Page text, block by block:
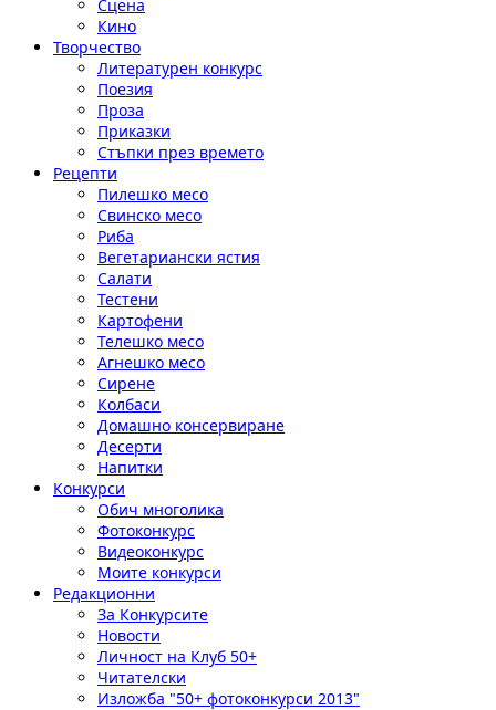
Сцена
Кино
Творчество
Литературен конкурс
Поезия
Проза
Приказки
Стъпки през времето
Рецепти
Пилешко месо
Свинско месо
Риба
Вегетариански ястия
Салати
Тестени
Картофени
Телешко месо
Агнешко месо
Сирене
Колбаси
Домашно консервиране
Десерти
Напитки
Конкурси
Обич многолика
Фотоконкурс
Видеоконкурс
Моите конкурси
Редакционни
За Конкурсите
Новости
Личност на Клуб 50+
Читателски
Изложба "50+ фотоконкурси 2013"